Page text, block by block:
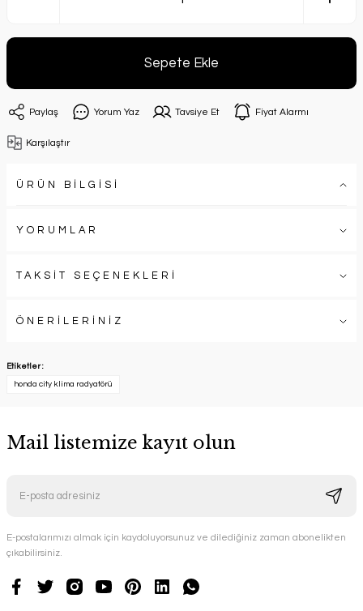
Sepete Ekle
Paylaş Yorum Yaz Tavsiye Et Fiyat Alarmı
Karşılaştır
ÜRÜN BİLGİSİ
YORUMLAR
TAKSİT SEÇENEKLERİ
ÖNERİLERİNİZ
Etiketler :
honda city klima radyatörü
Mail listemize kayıt olun
E-postalarımızı almak için kaydoluyorsunuz ve dilediğiniz zaman abonelikten
çıkabilirsiniz.